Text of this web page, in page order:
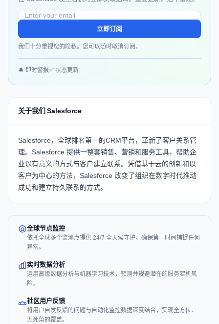
立即订阅
我们十分重视您的隐私。您可以随时取消订阅。
🔔 即时警报✅ 状态更新
关于我们 Salesforce
Salesforce，全球排名第一的CRM平台，革新了客户关系管
理。Salesforce 提供一整套销售、营销和服务工具，帮助企
业以有意义的方式与客户建立联系。凭借基于云的创新和以
客户为中心的方法，Salesforce 改变了组织在数字时代推动
成功和建立持久联系的方式。
全球节点监控
依托全球多个监测点提供 24/7 全天候守护，确保第一时间捕捉任何
异常。
实时数据分析
运用高级数据分析与机器学习技术，预测并规避潜在的服务宕机风
险。
社区用户反馈
将用户自发反馈的问题与自动化监控数据深度结合，实现全方位、
无死角的覆盖。